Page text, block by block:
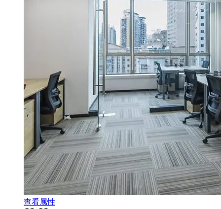
查看属性